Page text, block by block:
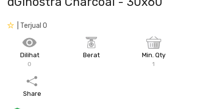
Sanitari & Aksesorisnya
Besi Profil & Plat
Pompa dan Pipa
| Terjual 0
Dilihat
0
Berat Min. Qty
1
Share